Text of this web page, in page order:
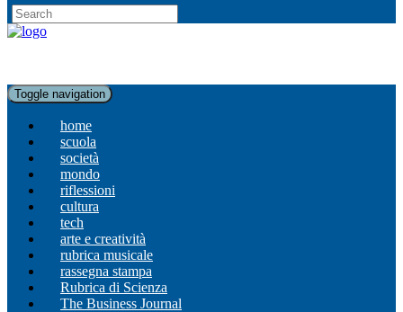
Toggle navigation
home
scuola
società
mondo
riflessioni
cultura
tech
arte e creatività
rubrica musicale
rassegna stampa
Rubrica di Scienza
The Business Journal